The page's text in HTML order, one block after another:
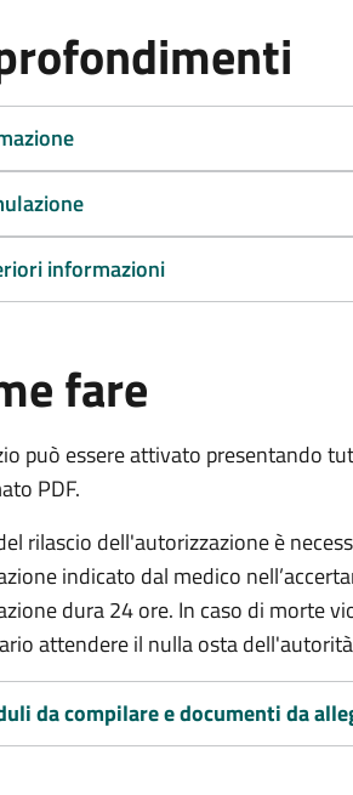
informazioni
fare
può essere attivato presentando
PDF.
rilascio dell'autorizzazione è
indicato dal medico
dura 24 ore. In caso di morte
attendere il nulla osta
da compilare e documenti da